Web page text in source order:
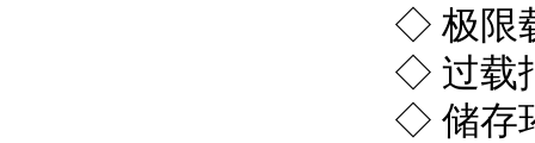
◇ 极限
◇ 过载
◇ 储存